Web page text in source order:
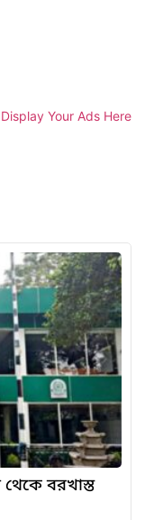
Display Your Ads Here
বরখাস্ত